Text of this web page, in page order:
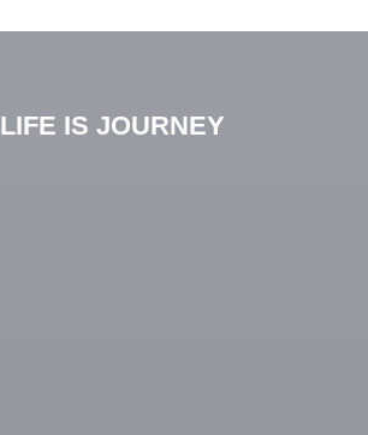
LIFE IS JOURNEY